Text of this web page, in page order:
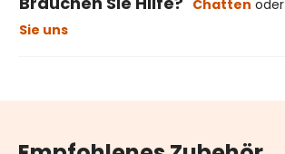
Chatten oder
Sie uns